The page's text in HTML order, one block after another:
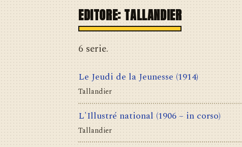
EDITORE: TALLANDIER
6 serie.
Le Jeudi de la Jeunesse (1914)
Tallandier
L'Illustré national (1906 – in corso)
Tallandier